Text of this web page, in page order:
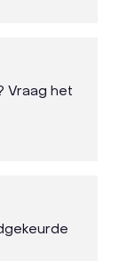
Vraag het